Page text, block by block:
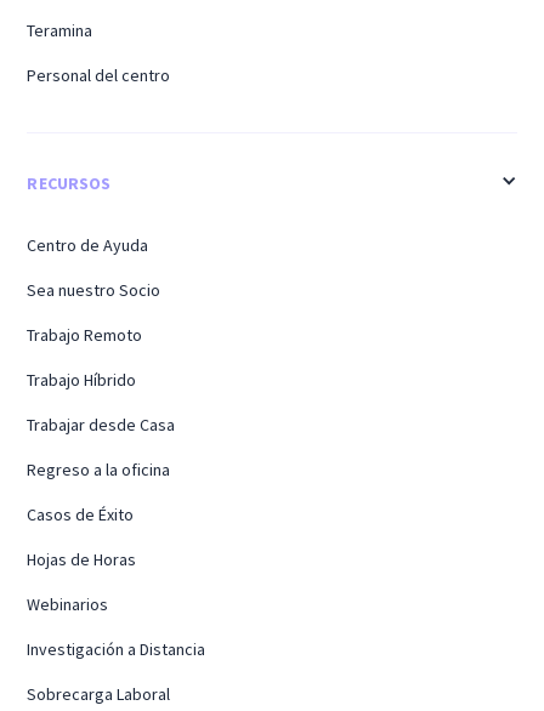
Teramina
Personal del centro
RECURSOS
Centro de Ayuda
Sea nuestro Socio
Trabajo Remoto
Trabajo Híbrido
Trabajar desde Casa
Regreso a la oficina
Casos de Éxito
Hojas de Horas
Webinarios
Investigación a Distancia
Sobrecarga Laboral